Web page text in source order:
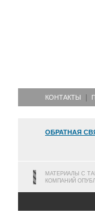
КОНТАКТЫ
ОБРАТНАЯ
МАТЕРИАЛЫ С
КОМПАНИЙ